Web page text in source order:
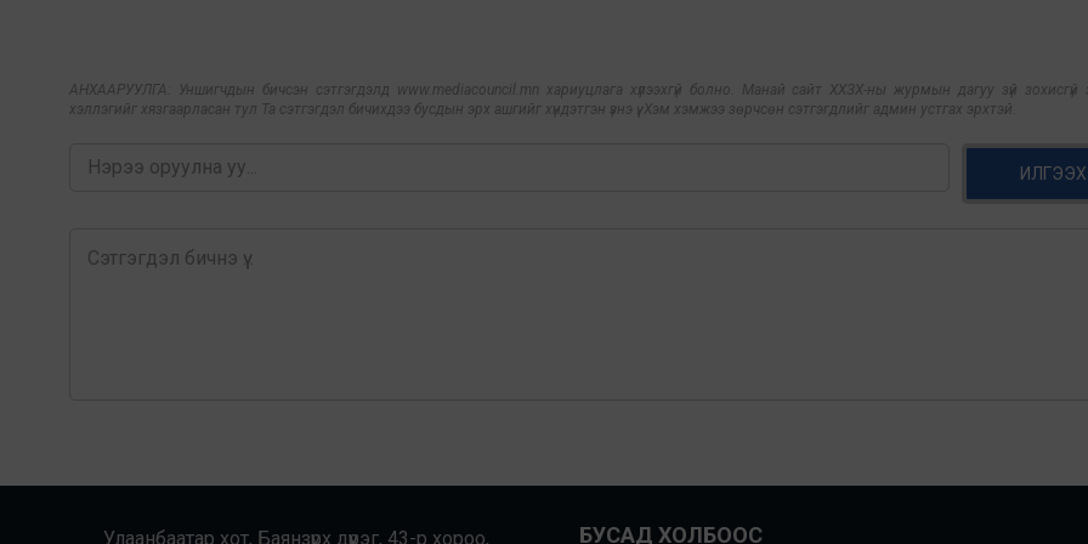
АНХААРУУЛГА: Уншигчдын бичсэн сэтгэгдэлд www.mediacouncil.mn хариуцлага хүлээхгүй болно. Манай сайт ХХЗХ-ны журмын дагуу зүй зохисгүй
хэллэгийг хязгаарласан тул Та сэтгэгдэл бичихдээ бусдын эрх ашгийг хүндэтгэн үзнэ үү. Хэм хэмжээ зөрчсөн сэтгэгдлийг админ устгах эрхтэй.
ИЛГЭЭХ
Улаанбаатар хот, Баянзүрх дүүрэг, 43-р хороо, БУСАД ХОЛБООС